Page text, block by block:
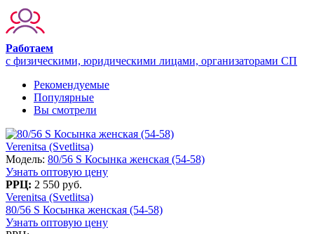
Работаем
с физическими, юридическими лицами, организаторами СП
Рекомендуемые
Популярные
Вы смотрели
Verenitsa (Svetlitsa)
Модель: 80/56 S Косынка женская (54-58)
Узнать оптовую цену
РРЦ: 2 550 руб.
Verenitsa (Svetlitsa)
80/56 S Косынка женская (54-58)
Узнать оптовую цену